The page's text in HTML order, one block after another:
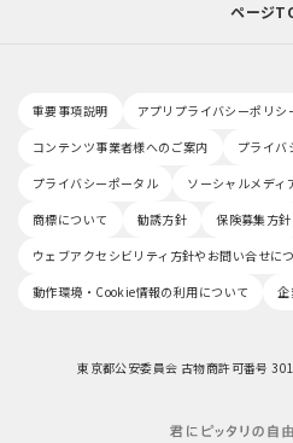
ページ
重要事項説明 アプリプライバシーポリシ
コンテンツ事業者様へのご案内
プライバ
プライバシーポータル
ソーシャルメディ
商標について
勧誘方針
保険募集方針
ウェブアクセシビリティ方針やお問い合せに
動作環境・Cookie情報の利用について
東京都公安委員会 古物商許可番号